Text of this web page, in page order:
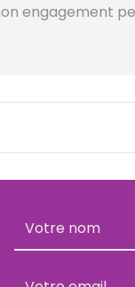
engagement